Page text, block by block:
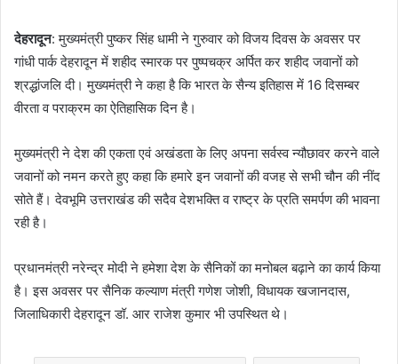
देहरादून: मुख्यमंत्री पुष्कर सिंह धामी ने गुरुवार को विजय दिवस के अवसर पर
गांधी पार्क देहरादून में शहीद स्मारक पर पुष्पचक्र अर्पित कर शहीद जवानों को
श्रद्धांजलि दी। मुख्यमंत्री ने कहा है कि भारत के सैन्य इतिहास में 16 दिसम्बर
वीरता व पराक्रम का ऐतिहासिक दिन है।
मुख्यमंत्री ने देश की एकता एवं अखंडता के लिए अपना सर्वस्व न्यौछावर करने वाले
जवानों को नमन करते हुए कहा कि हमारे इन जवानों की वजह से सभी चौन की नींद
सोते हैं। देवभूमि उत्तराखंड की सदैव देशभक्ति व राष्ट्र के प्रति समर्पण की भावना
रही है।
प्रधानमंत्री नरेन्द्र मोदी ने हमेशा देश के सैनिकों का मनोबल बढ़ाने का कार्य किया
है। इस अवसर पर सैनिक कल्याण मंत्री गणेश जोशी, विधायक खजानदास,
जिलाधिकारी देहरादून डॉ. आर राजेश कुमार भी उपस्थित थे।